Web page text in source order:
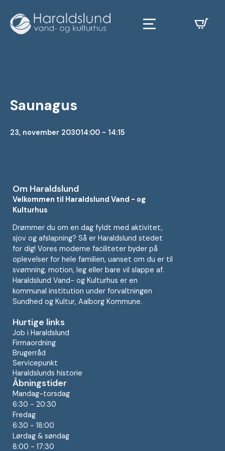
Saunagus
23, november 203014:00 - 14:15
Om Haraldslund
Velkommen til Haraldslund Vand - og
Kulturhus
Drømmer du om en dag fyldt med aktivitet,
sjov og afslapning? Så er Haraldslund stedet
for dig! Vores moderne faciliteter byder på
oplevelser for hele familien, uanset om du er til
svømning, motion, leg eller bare vil slappe af.
Haraldslund Vand- og Kulturhus er en
kommunal institution under forvaltningen
Sundhed og Kultur, Aalborg Kommune.
Hurtige links
Job i Haraldslund
Firmaordning
Brugerråd
Servicepunkt
Haraldslunds historie
Åbningstider
Mandag-torsdag
6:30 - 20:30
Fredag
6:30 - 18:00
Lørdag & søndag
8:00 - 17:30